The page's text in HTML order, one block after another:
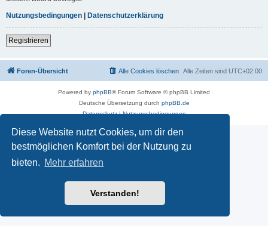
Diese Website nutzt Cookies, um dir den
bestmöglichen Komfort bei der Nutzung zu
bieten. Mehr erfahren
Verstanden!
Nutzungsbedingungen | Datenschutzerklärung
Registrieren
Foren-Übersicht Alle Zeiten sind UTC+02:00
Alle Cookies löschen
Powered by phpBB® Forum Software © phpBB Limited
Deutsche Übersetzung durch phpBB.de
Datenschutz|Nutzungsbedingungen